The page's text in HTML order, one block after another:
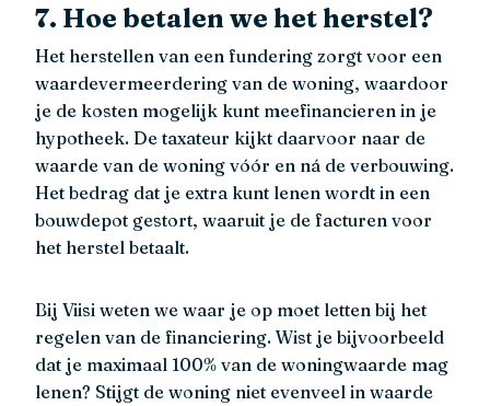
7. Hoe betalen we het herstel?
Het herstellen van een fundering zorgt voor een
waardevermeerdering van de woning, waardoor
je de kosten mogelijk kunt meefinancieren in je
hypotheek. De taxateur kijkt daarvoor naar de
waarde van de woning vóór en ná de verbouwing.
Het bedrag dat je extra kunt lenen wordt in een
bouwdepot gestort, waaruit je de facturen voor
het herstel betaalt.
Bij Viisi weten we waar je op moet letten bij het
regelen van de financiering. Wist je bijvoorbeeld
dat je maximaal 100% van de woningwaarde mag
lenen? Stijgt de woning niet evenveel in waarde